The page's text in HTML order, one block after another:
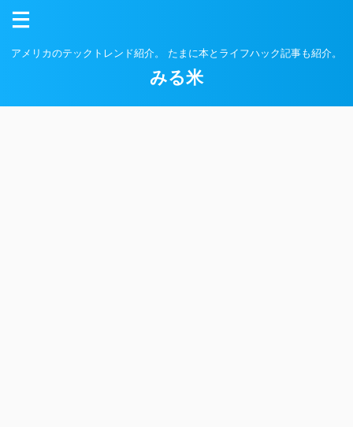
アメリカのテックトレンド紹介。 たまに本とライフハック記事も紹介。
みる米